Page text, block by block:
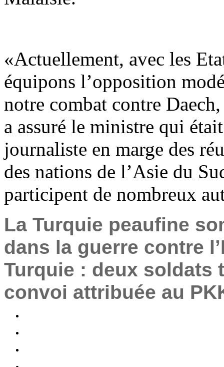
«Actuellement, avec les
équipons l’opposition
notre combat contre
a assuré le ministre qui
journaliste en marge des
des nations de l’Asie du
participent de nombreux
La Turquie peaufine
dans la guerre contre
Turquie : deux soldats
convoi attribuée au